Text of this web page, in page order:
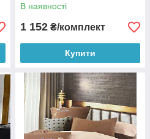
В наявності
1 152 ₴/комплект
Купити